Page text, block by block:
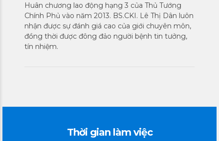
Huân chương lao động hạng 3 của Thủ Tướng
Chính Phủ vào năm 2013. BS.CKI. Lê Thị Dân luôn
nhận được sự đánh giá cao của giới chuyên môn,
đồng thời được đông đảo người bệnh tin tưởng,
tín nhiệm.
Thời gian làm việc